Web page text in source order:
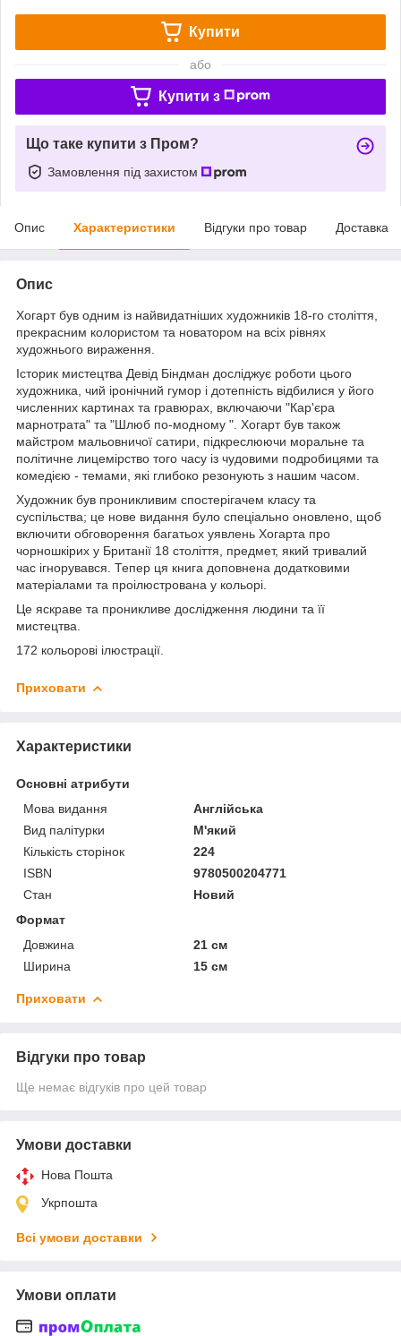
Купити
або
Купити з
Що таке купити з Пром?
Замовлення під захистом
Опис Характеристики Відгуки про товар Доставка
Опис
Хогарт був одним із найвидатніших художників 18-го століття,
прекрасним колористом та новатором на всіх рівнях
художнього вираження.
Історик мистецтва Девід Біндман досліджує роботи цього
художника, чий іронічний гумор і дотепність відбилися у його
численних картинах та гравюрах, включаючи "Кар'єра
марнотрата" та "Шлюб по-модному ". Хогарт був також
майстром мальовничої сатири, підкреслюючи моральне та
політичне лицемірство того часу із чудовими подробицями та
комедією - темами, які глибоко резонують з нашим часом.
Художник був проникливим спостерігачем класу та
суспільства; це нове видання було спеціально оновлено, щоб
включити обговорення багатьох уявлень Хогарта про
чорношкірих у Британії 18 століття, предмет, який тривалий
час ігнорувався. Тепер ця книга доповнена додатковими
матеріалами та проілюстрована у кольорі.
Це яскраве та проникливе дослідження людини та її
мистецтва.
172 кольорові ілюстрації.
Приховати
Характеристики
Основні атрибути
Мова видання
Англійська
Вид палітурки
М'який
Кількість сторінок
224
ISBN
9780500204771
Стан
Новий
Формат
Довжина
21 см
Ширина
15 см
Приховати
Відгуки про товар
Ще немає відгуків про цей товар
Умови доставки
Нова Пошта
Укрпошта
Всі умови доставки
Умови оплати